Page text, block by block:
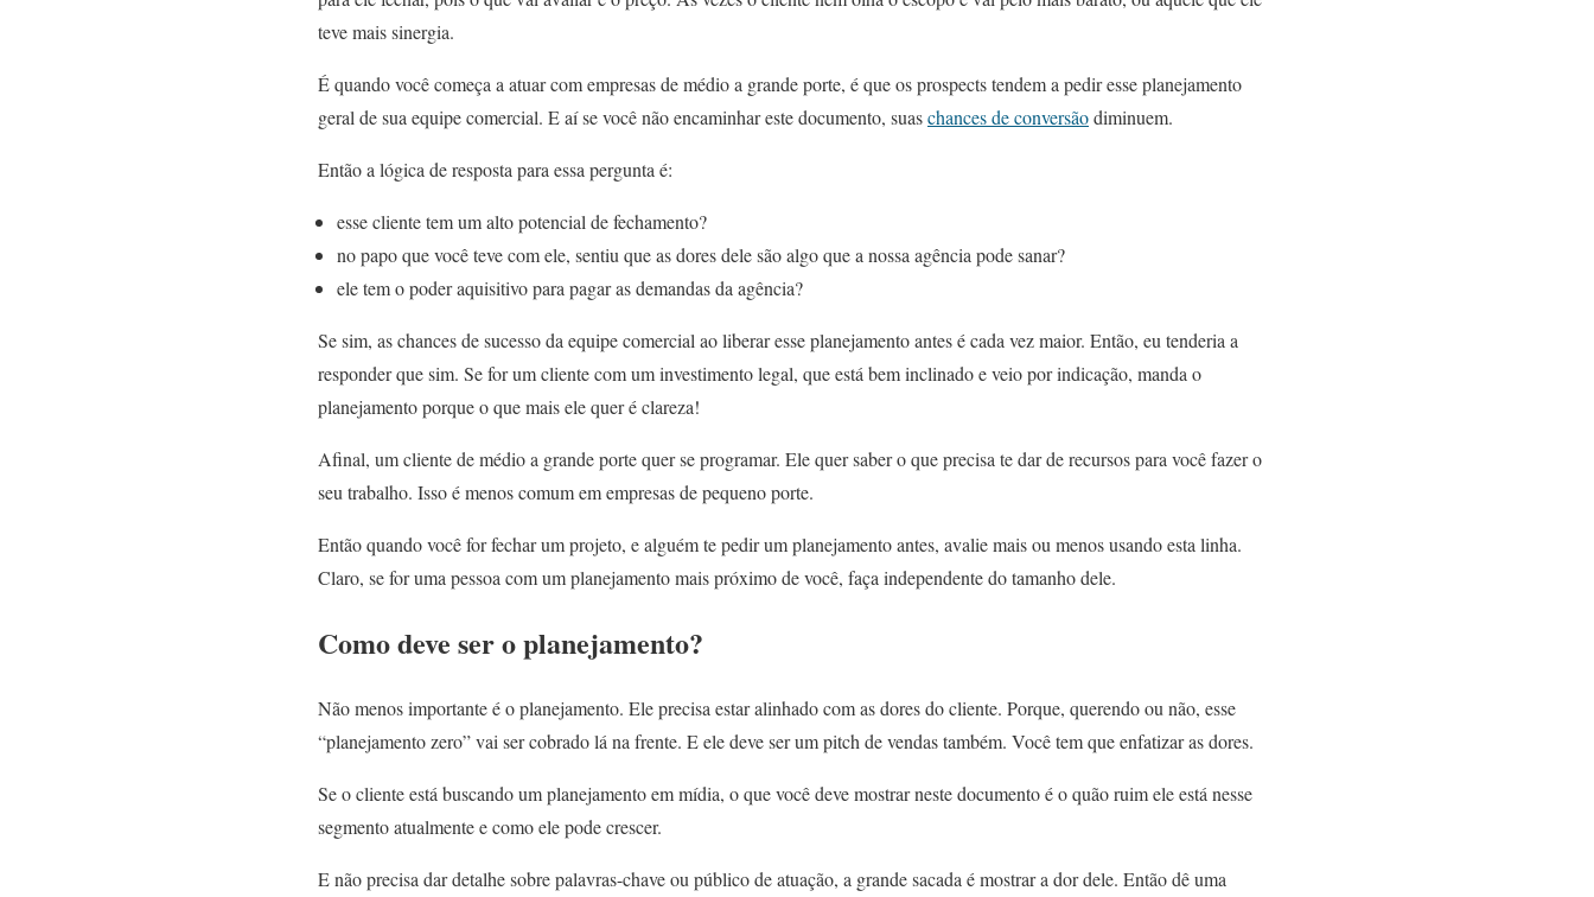
teve mais sinergia.
É quando você começa a atuar com empresas de médio a grande porte, é que os prospects tendem a pedir esse planejamento
geral de sua equipe comercial. E aí se você não encaminhar este documento, suaschances de conversãodiminuem.
Então a lógica de resposta para essa pergunta é:
esse cliente tem um alto potencial de fechamento?
no papo que você teve com ele, sentiu que as dores dele são algo que a nossa agência pode sanar?
ele tem o poder aquisitivo para pagar as demandas da agência?
Se sim, as chances de sucesso da equipe comercial ao liberar esse planejamento antes é cada vez maior. Então, eu tenderia a
responder que sim. Se for um cliente com um investimento legal, que está bem inclinado e veio por indicação, manda o
planejamento porque o que mais ele quer é clareza!
Afinal, um cliente de médio a grande porte quer se programar. Ele quer saber o que precisa te dar de recursos para você fazer o
seu trabalho. Isso é menos comum em empresas de pequeno porte.
Então quando você for fechar um projeto, e alguém te pedir um planejamento antes, avalie mais ou menos usando esta linha.
Claro, se for uma pessoa com um planejamento mais próximo de você, faça independente do tamanho dele.
Como deve ser o planejamento?
Não menos importante é o planejamento. Ele precisa estar alinhado com as dores do cliente. Porque, querendo ou não, esse
“planejamento zero” vai ser cobrado lá na frente. E ele deve ser um pitch de vendas também. Você tem que enfatizar as dores.
Se o cliente está buscando um planejamento em mídia, o que você deve mostrar neste documento é o quão ruim ele está nesse
segmento atualmente e como ele pode crescer.
E não precisa dar detalhe sobre palavras-chave ou público de atuação, a grande sacada é mostrar a dor dele. Então dê uma